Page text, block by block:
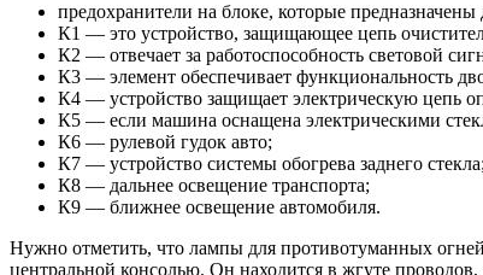
предохранители на блоке, которые
К1 — это устройство, защищающее цепь
К2 — отвечает за работоспособность световой
К3 — элемент обеспечивает функциональность
К4 — устройство защищает электрическую цепь
К5 — если машина оснащена электрическими
К6 — рулевой гудок авто;
К7 — устройство системы обогрева заднего
К8 — дальнее освещение транспорта;
К9 — ближнее освещение автомобиля.
Нужно отметить, что лампы для противотуманных
центральной консолью. Он находится в жгуте